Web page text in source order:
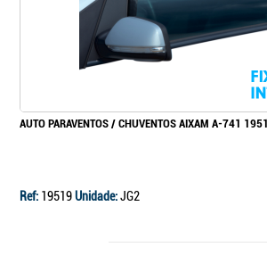
AUTO PARAVENTOS / CHUVENTOS AIXAM A-741
Ref: 19519Unidade:JG2